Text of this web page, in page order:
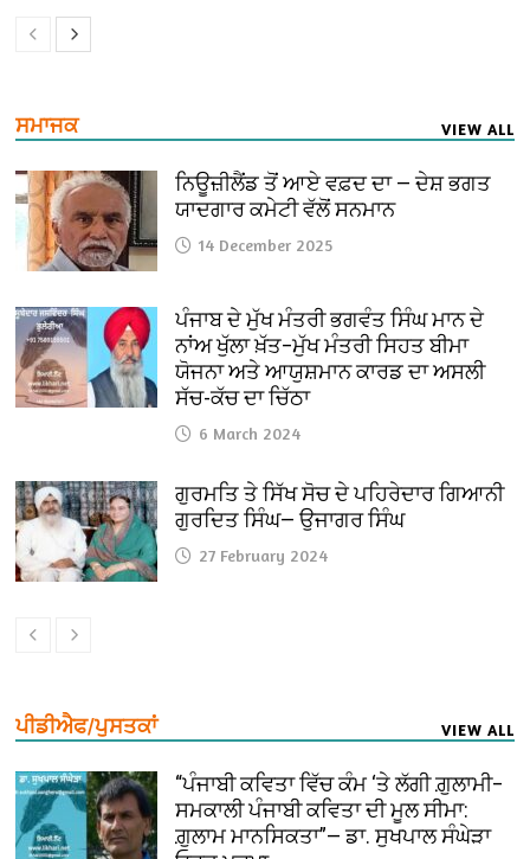
ਸਮਾਜਕ VIEW ALL
ਨਿਊਜ਼ੀਲੈਂਡ ਤੋਂ ਆਏ ਵਫ਼ਦ ਦਾ — ਦੇਸ਼ ਭਗਤ
ਯਾਦਗਾਰ ਕਮੇਟੀ ਵੱਲੋਂ ਸਨਮਾਨ
14 December 2025
ਪੰਜਾਬ ਦੇ ਮੁੱਖ ਮੰਤਰੀ ਭਗਵੰਤ ਸਿੰਘ ਮਾਨ ਦੇ
ਨਾਂਅ ਖੁੱਲਾ ਖ਼ੱਤ–ਮੁੱਖ ਮੰਤਰੀ ਸਿਹਤ ਬੀਮਾ
ਯੋਜਨਾ ਅਤੇ ਆਯੁਸ਼ਮਾਨ ਕਾਰਡ ਦਾ ਅਸਲੀ
ਸੱਚ-ਕੱਚ ਦਾ ਚਿੱਠਾ
6 March 2024
ਗੁਰਮਤਿ ਤੇ ਸਿੱਖ ਸੋਚ ਦੇ ਪਹਿਰੇਦਾਰ ਗਿਆਨੀ
ਗੁਰਦਿਤ ਸਿੰਘ— ਉਜਾਗਰ ਸਿੰਘ
27 February 2024
ਪੀਡੀਐਫ/ਪੁਸਤਕਾਂ VIEW ALL
“ਪੰਜਾਬੀ ਕਵਿਤਾ ਵਿੱਚ ਕੰਮ ‘ਤੇ ਲੱਗੀ ਗ਼ੁਲਾਮੀ–
ਸਮਕਾਲੀ ਪੰਜਾਬੀ ਕਵਿਤਾ ਦੀ ਮੂਲ ਸੀਮਾ:
ਗ਼ੁਲਾਮ ਮਾਨਸਿਕਤਾ”— ਡਾ. ਸੁਖਪਾਲ ਸੰਘੇੜਾ